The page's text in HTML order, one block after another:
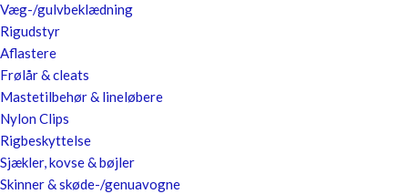
Væg-/gulvbeklædning
Rigudstyr
Aflastere
Frølår & cleats
Mastetilbehør & lineløbere
Nylon Clips
Rigbeskyttelse
Sjækler, kovse & bøjler
Skinner & skøde-/genuavogne